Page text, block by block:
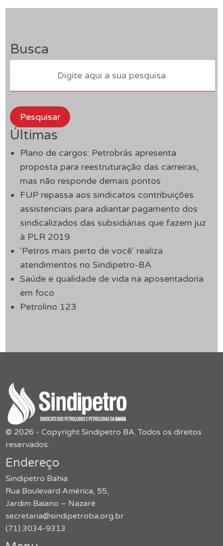
Busca
Pesquisar
Últimas
Plano de cargos: Petrobrás apresenta
proposta para reestruturação das carreiras,
mas não responde demais pontos
FUP repassa aos sindicatos contribuições
assistenciais para adiantar pagamento dos
sindicalizados das subsidiárias que fazem juz
à PLR 2019
‘Petros mais perto de você’ realiza
atendimentos no Sindipetro-BA
Saúde e qualidade de vida na aposentadoria
em foco
Petrolino 123
© 2026 - Copyright Sindipetro BA. Todos os direitos
reservados.
Endereço
Sindipetro Bahia
Rua Boulevard América, 55,
Jardim Baiano – Nazaré
secretaria@sindipetroba.org.br
(71) 3034-9313